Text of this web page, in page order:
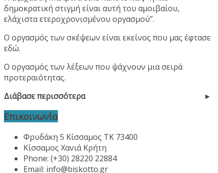
δημοκρατική στιγμή είναι αυτή του αμοιβαίου,
ελάχιστα ετεροχρονισμένου οργασμού”.
Ο οργασμός των σκέψεων είναι εκείνος που μας έφτασε
εδώ.
Ο οργασμός των λέξεων που ψάχνουν μια σειρά
προτεραιότητας.
Διάβασε περισσότερα
Επικοινωνία
Φρυδάκη 5 Κίσσαμος ΤΚ 73400
Κίσσαμος Χανιά Κρήτη
Phone: (+30) 28220 22884
Email: info@biskotto.gr